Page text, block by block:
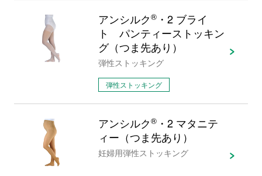
アンシルク®・2 ブライ
ト パンティーストッキン
グ（つま先あり）
弾性ストッキング
弾性ストッキング
アンシルク®・2 マタニテ
ィー（つま先あり）
妊婦用弾性ストッキング